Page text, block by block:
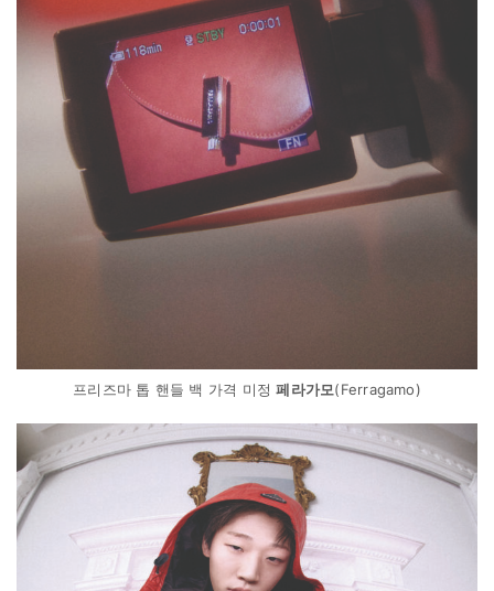
프리즈마 톱 핸들 백 가격 미정페라가모(Ferragamo)